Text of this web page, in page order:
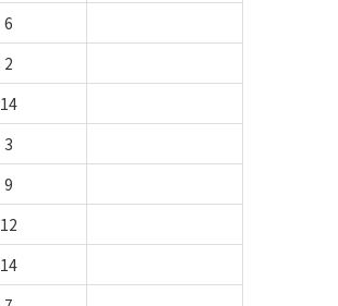
6
2
14
3
9
12
14